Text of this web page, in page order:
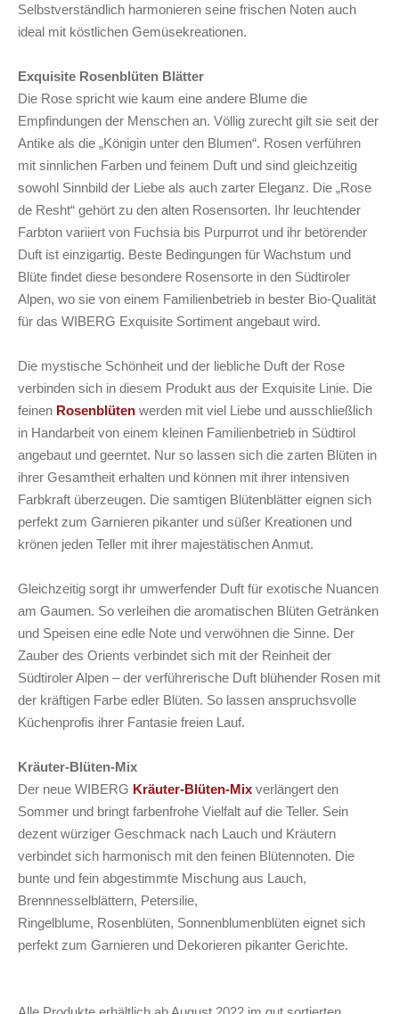
Selbstverständlich harmonieren seine frischen Noten auch
ideal mit köstlichen Gemüsekreationen.
Exquisite Rosenblüten Blätter
Die Rose spricht wie kaum eine andere Blume die
Empfindungen der Menschen an. Völlig zurecht gilt sie seit der
Antike als die „Königin unter den Blumen“. Rosen verführen
mit sinnlichen Farben und feinem Duft und sind gleichzeitig
sowohl Sinnbild der Liebe als auch zarter Eleganz. Die „Rose
de Resht“ gehört zu den alten Rosensorten. Ihr leuchtender
Farbton variiert von Fuchsia bis Purpurrot und ihr betörender
Duft ist einzigartig. Beste Bedingungen für Wachstum und
Blüte findet diese besondere Rosensorte in den Südtiroler
Alpen, wo sie von einem Familienbetrieb in bester Bio-Qualität
für das WIBERG Exquisite Sortiment angebaut wird.
Die mystische Schönheit und der liebliche Duft der Rose
verbinden sich in diesem Produkt aus der Exquisite Linie. Die
feinen Rosenblüten werden mit viel Liebe und ausschließlich
in Handarbeit von einem kleinen Familienbetrieb in Südtirol
angebaut und geerntet. Nur so lassen sich die zarten Blüten in
ihrer Gesamtheit erhalten und können mit ihrer intensiven
Farbkraft überzeugen. Die samtigen Blütenblätter eignen sich
perfekt zum Garnieren pikanter und süßer Kreationen und
krönen jeden Teller mit ihrer majestätischen Anmut.
Gleichzeitig sorgt ihr umwerfender Duft für exotische Nuancen
am Gaumen. So verleihen die aromatischen Blüten Getränken
und Speisen eine edle Note und verwöhnen die Sinne. Der
Zauber des Orients verbindet sich mit der Reinheit der
Südtiroler Alpen – der verführerische Duft blühender Rosen mit
der kräftigen Farbe edler Blüten. So lassen anspruchsvolle
Küchenprofis ihrer Fantasie freien Lauf.
Kräuter-Blüten-Mix
Der neue WIBERG Kräuter-Blüten-Mix verlängert den
Sommer und bringt farbenfrohe Vielfalt auf die Teller. Sein
dezent würziger Geschmack nach Lauch und Kräutern
verbindet sich harmonisch mit den feinen Blütennoten. Die
bunte und fein abgestimmte Mischung aus Lauch,
Brennnesselblättern, Petersilie,
Ringelblume, Rosenblüten, Sonnenblumenblüten eignet sich
perfekt zum Garnieren und Dekorieren pikanter Gerichte.